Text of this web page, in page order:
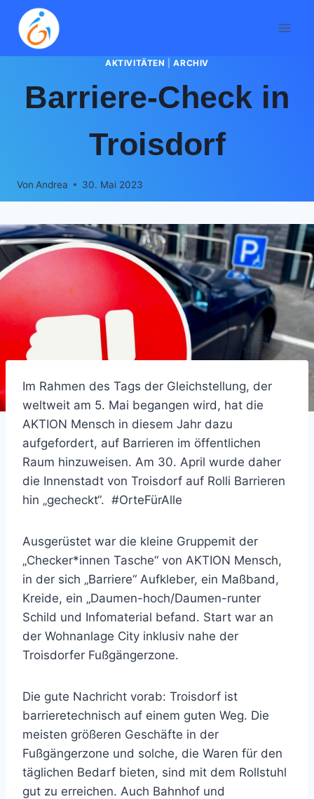
Inhalt
springen
AKTIVITÄTEN |ARCHIV
Barriere-Check in
Troisdorf
Von Andrea 30. Mai 2023
Im Rahmen des Tags der Gleichstellung, der
weltweit am 5. Mai begangen wird, hat die
AKTION Mensch in diesem Jahr dazu
aufgefordert, auf Barrieren im öffentlichen
Raum hinzuweisen. Am 30. April wurde daher
die Innenstadt von Troisdorf auf Rolli Barrieren
hin „gecheckt“. #OrteFürAlle
Ausgerüstet war die kleine Gruppemit der
„Checker*innen Tasche“ von AKTION Mensch,
in der sich „Barriere“ Aufkleber, ein Maßband,
Kreide, ein „Daumen-hoch/Daumen-runter
Schild und Infomaterial befand. Start war an
der Wohnanlage City inklusiv nahe der
Troisdorfer Fußgängerzone.
Die gute Nachricht vorab: Troisdorf ist
barrieretechnisch auf einem guten Weg. Die
meisten größeren Geschäfte in der
Fußgängerzone und solche, die Waren für den
täglichen Bedarf bieten, sind mit dem Rollstuhl
gut zu erreichen. Auch Bahnhof und